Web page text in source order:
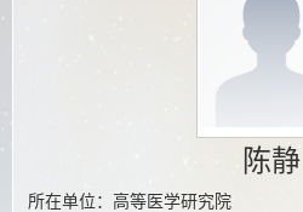
陈静
所在单位：高等医学研究院